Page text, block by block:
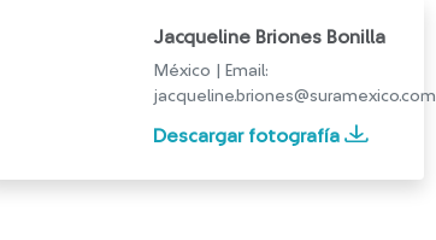
Jacqueline Briones Bonilla
México | Email:
jacqueline.briones@suramexico.com
Descargar fotografía